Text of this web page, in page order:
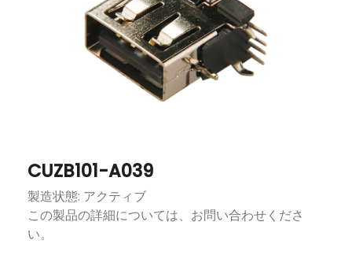
CUZB101-A039
製造状態: アクティブ
この製品の詳細については、お問い合わせくださ
い。